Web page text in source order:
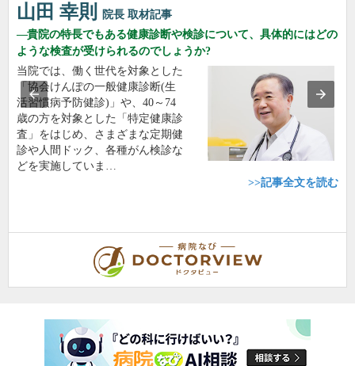
山田 幸則 院長 取材記事
貴院の特長でもある健康診断や検診について、具体的にはどの
ような検査が受けられるのでしょうか?
当院では、働く世代を対象とした
「協会けんぽの一般健康診断(生
活習慣病予防健診)」や、40～74
歳の方を対象とした「特定健康診
査」をはじめ、さまざまな定期健
診や人間ドック、各種がん検診な
どを実施していま…
>>記事全文を読む